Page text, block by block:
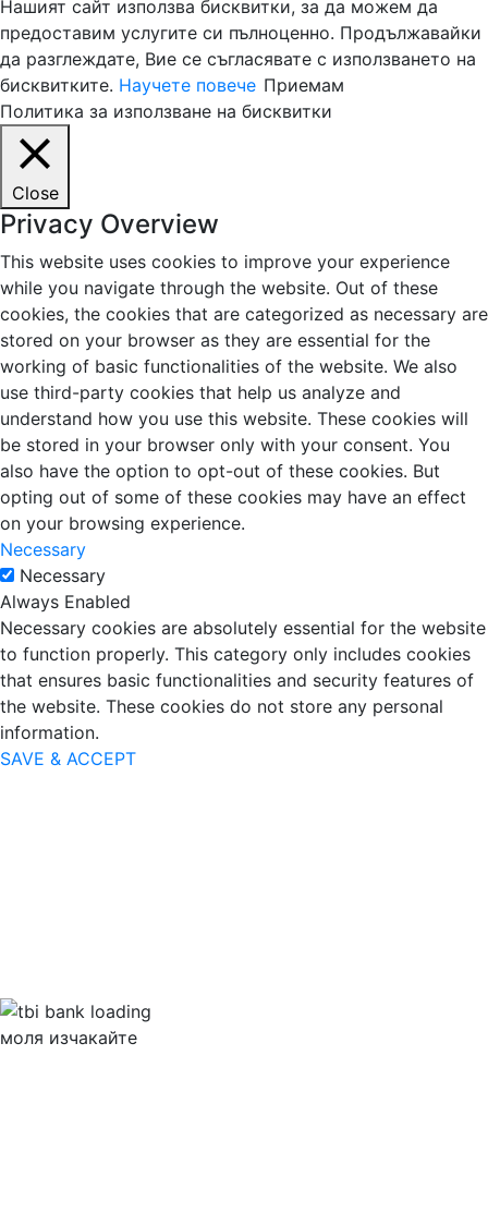
Нашият сайт използва бисквитки, за да можем да
предоставим услугите си пълноценно. Продължавайки
да разглеждате, Вие се съгласявате с използването на
бисквитките. Научете повече Приемам
Политика за използване на бисквитки
Close
Privacy Overview
This website uses cookies to improve your experience
while you navigate through the website. Out of these
cookies, the cookies that are categorized as necessary are
stored on your browser as they are essential for the
working of basic functionalities of the website. We also
use third-party cookies that help us analyze and
understand how you use this website. These cookies will
be stored in your browser only with your consent. You
also have the option to opt-out of these cookies. But
opting out of some of these cookies may have an effect
on your browsing experience.
Necessary
Necessary
Always Enabled
Necessary cookies are absolutely essential for the website
to function properly. This category only includes cookies
that ensures basic functionalities and security features of
the website. These cookies do not store any personal
information.
SAVE & ACCEPT
моля изчакайте